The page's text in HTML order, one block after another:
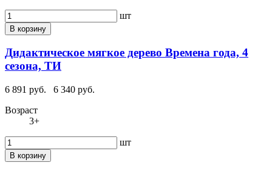
шт
В корзину
Дидактическое мягкое дерево Времена года, 4
сезона, ТИ
6 891 руб.
6 340 руб.
Возраст
3+
шт
В корзину